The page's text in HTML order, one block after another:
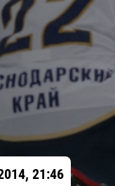
Локомотив
Северсталь
ЦСКА
Шанхайские Драконы
21:46